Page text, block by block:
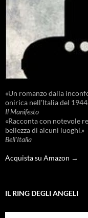
«Un romanzo dalla
onirica nell'Italia del
Il Manifesto
«Racconta con notevole
bellezza di alcuni luoghi.»
Bell'Italia
Acquista su Amazon →
IL RING DEGLI ANGELI